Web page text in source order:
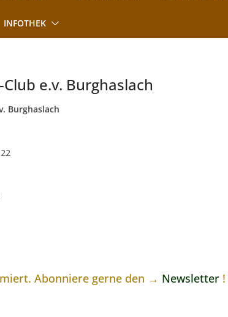
INFOTHEK
e.v. Burghaslach
Burghaslach
Abonniere gerne den → Newsletter !